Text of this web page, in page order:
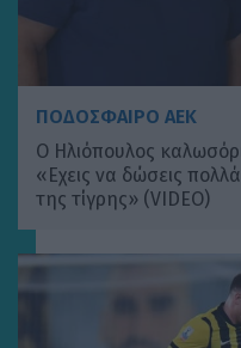
ΠΟΔΟΣΦΑΙΡΟ ΑΕΚ
Ο Ηλιόπουλος
«Εχεις να δώσεις
της τίγρης» (VIDEO)